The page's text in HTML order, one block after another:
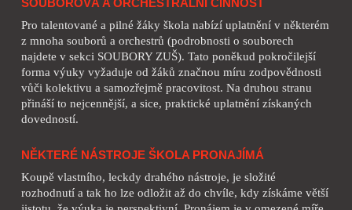
SOUBOROVÁ A ORCHESTRÁLNÍ ČINNOST
Pro talentované a pilné žáky škola nabízí uplatnění v některém
z mnoha souborů a orchestrů (podrobnosti o souborech
najdete v sekci SOUBORY ZUŠ). Tato poněkud pokročilejší
forma výuky vyžaduje od žáků značnou míru zodpovědnosti
vůči kolektivu a samozřejmě pracovitost. Na druhou stranu
přináší to nejcennější, a sice, praktické uplatnění získaných
dovedností.
NĚKTERÉ NÁSTROJE ŠKOLA PRONAJÍMÁ
Koupě vlastního, leckdy drahého nástroje, je složité
rozhodnutí a tak ho lze odložit až do chvíle, kdy získáme větší